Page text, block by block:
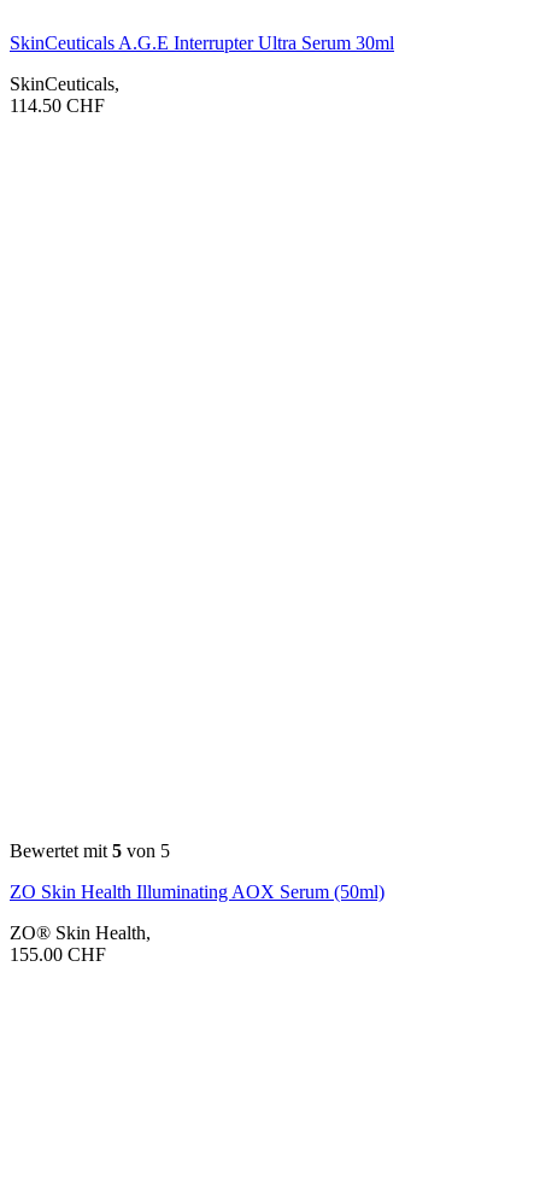
SkinCeuticals A.G.E Interrupter Ultra Serum 30ml
SkinCeuticals,
114.50 CHF
Bewertet mit 5 von 5
ZO Skin Health Illuminating AOX Serum (50ml)
ZO® Skin Health,
155.00 CHF